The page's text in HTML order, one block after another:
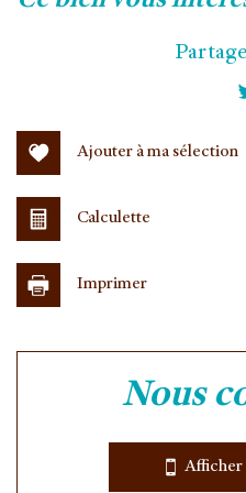
Ajouter à ma sélection
Calculette
Imprimer
nous
Afficher